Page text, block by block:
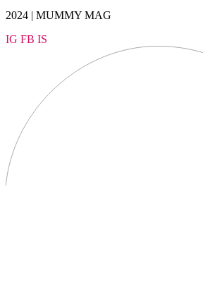
2024 | MUMMY MAG
IG FB IS